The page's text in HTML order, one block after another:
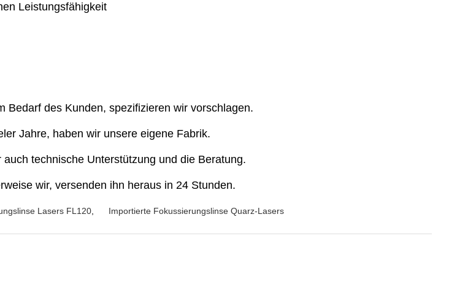
Leistungsfähigkeit
Bedarf des Kunden, spezifizieren wir vorschlagen.
Jahre, haben wir unsere eigene Fabrik.
technische Unterstützung und die Beratung.
wir, versenden ihn heraus in 24 Stunden.
Lasers FL120 Importierte Fokussierungslinse Quarz-Lasers